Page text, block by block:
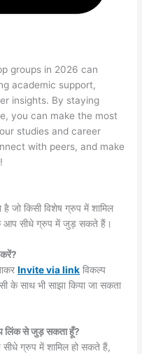
groups in 2026 can
academic support,
insights. By staying
you can make the most
studies and career
with peers, and make
जो किसी विशेष ग्रुप में शामिल
आप सीधे ग्रुप में जुड़ सकते हैं।
Invite via link विकल्प
के साथ भी साझा किया जा सकता
लिंक से जुड़ सकता हूँ?
ग्रुप में शामिल हो सकते हैं,